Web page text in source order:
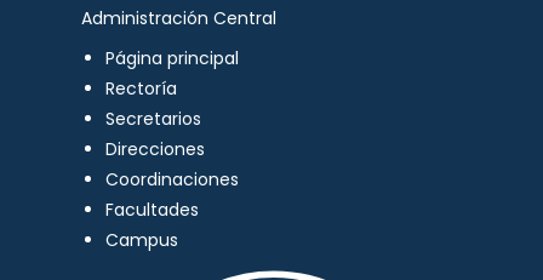
Administración Central
Página principal
Rectoría
Secretarios
Direcciones
Coordinaciones
Facultades
Campus